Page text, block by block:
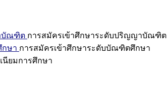
บัณฑิต การสมัครเข้าศึกษาระดับปริญญาบัณฑิต
กษา การสมัครเข้าศึกษาระดับบัณฑิตศึกษา
นียมการศึกษา